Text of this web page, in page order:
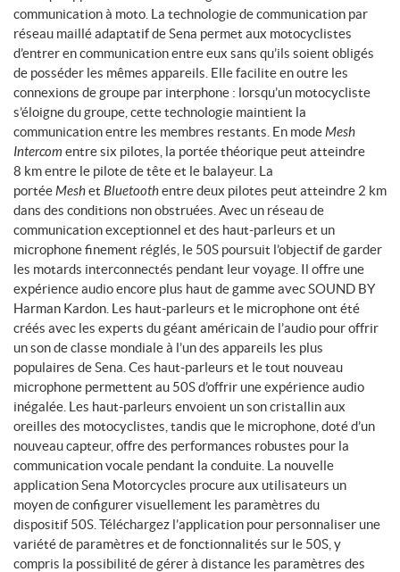
communication à moto. La technologie de communication par
réseau maillé adaptatif de Sena permet aux motocyclistes
d’entrer en communication entre eux sans qu’ils soient obligés
de posséder les mêmes appareils. Elle facilite en outre les
connexions de groupe par interphone : lorsqu’un motocycliste
s’éloigne du groupe, cette technologie maintient la
communication entre les membres restants. En modeMesh
Intercom entre six pilotes, la portée théorique peut atteindre
8 km entre le pilote de tête et le balayeur. La
portéeMeshet Bluetoothentre deux pilotes peut atteindre 2 km
dans des conditions non obstruées. Avec un réseau de
communication exceptionnel et des haut-parleurs et un
microphone finement réglés, le 50S poursuit l’objectif de garder
les motards interconnectés pendant leur voyage. Il offre une
expérience audio encore plus haut de gamme avec SOUND BY
Harman Kardon. Les haut-parleurs et le microphone ont été
créés avec les experts du géant américain de l’audio pour offrir
un son de classe mondiale à l’un des appareils les plus
populaires de Sena. Ces haut-parleurs et le tout nouveau
microphone permettent au 50S d’offrir une expérience audio
inégalée. Les haut-parleurs envoient un son cristallin aux
oreilles des motocyclistes, tandis que le microphone, doté d’un
nouveau capteur, offre des performances robustes pour la
communication vocale pendant la conduite. La nouvelle
application Sena Motorcycles procure aux utilisateurs un
moyen de configurer visuellement les paramètres du
dispositif 50S. Téléchargez l’application pour personnaliser une
variété de paramètres et de fonctionnalités sur le 50S, y
compris la possibilité de gérer à distance les paramètres des